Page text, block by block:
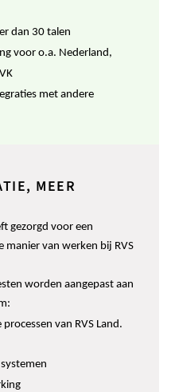
dan 30 talen
voor o.a. Nederland,
met andere
MEER
gezorgd voor een
van werken bij RVS
worden aangepast aan
van RVS Land.